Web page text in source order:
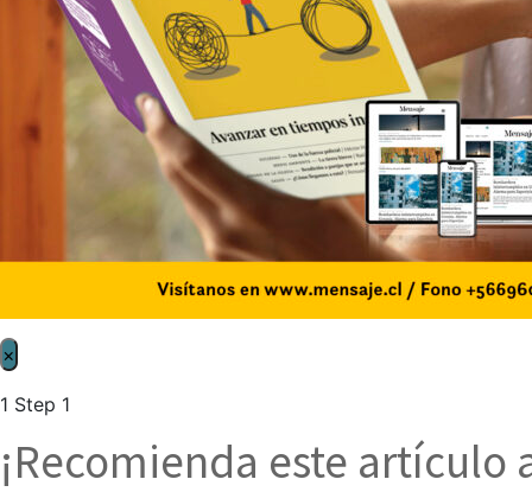
×
1 Step 1
¡Recomienda este artículo